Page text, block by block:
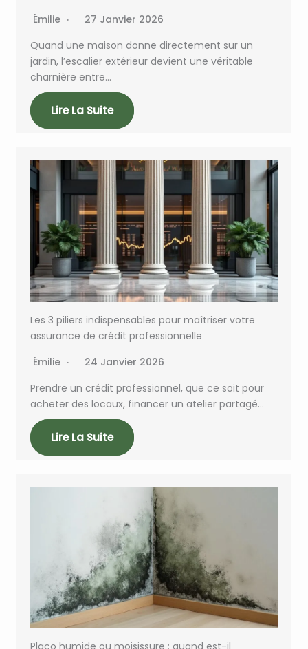
Émilie
27 Janvier 2026
Quand une maison donne directement sur un
jardin, l’escalier extérieur devient une véritable
charnière entre…
Lire La Suite
Les 3 piliers indispensables pour maîtriser votre
assurance de crédit professionnelle
Émilie
24 Janvier 2026
Prendre un crédit professionnel, que ce soit pour
acheter des locaux, financer un atelier partagé…
Lire La Suite